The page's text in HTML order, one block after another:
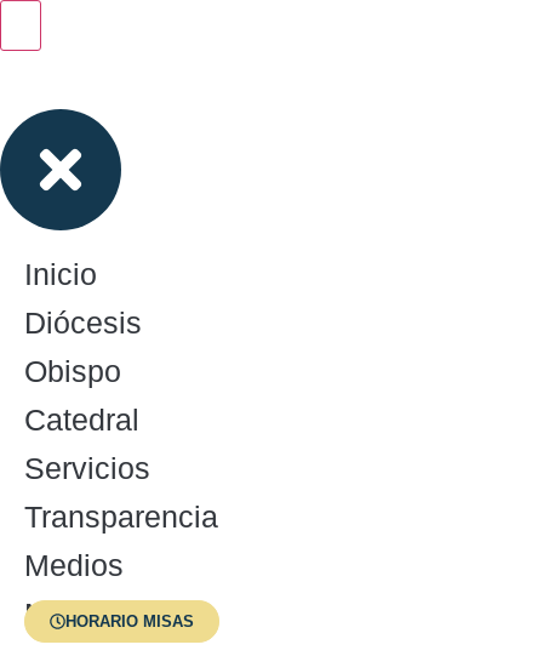
HORARIO MISAS
Inicio
Diócesis
Obispo
Catedral
Servicios
Transparencia
Medios
Menores